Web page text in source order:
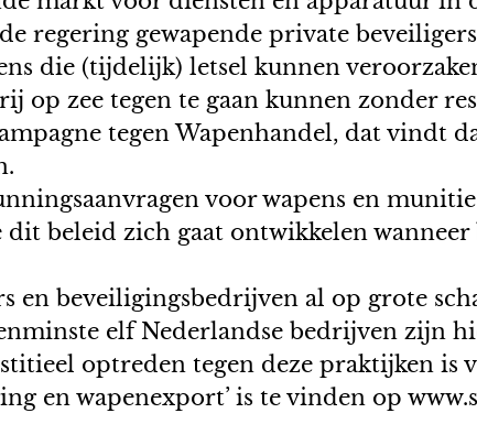
regering gewapende private
die (tijdelijk) letsel kunnen
op zee tegen te gaan kunnen zonder
tegen Wapenhandel, dat vindt
voor wapens en
beleid zich gaat ontwikkelen wanneer
en beveiligingsbedrijven al op grote
elf Nederlandse bedrijven zijn
optreden tegen deze praktijken is
en wapenexport’ is te vinden op